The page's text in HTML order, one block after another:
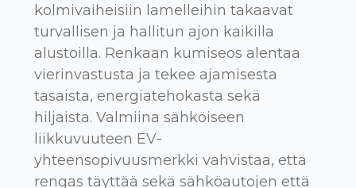
kolmivaiheisiin lamelleihin takaavat
turvallisen ja hallitun ajon kaikilla
alustoilla. Renkaan kumiseos alentaa
vierinvastusta ja tekee ajamisesta
tasaista, energiatehokasta sekä
hiljaista. Valmiina sähköiseen
liikkuvuuteen EV-
yhteensopivuusmerkki vahvistaa, että
rengas täyttää sekä sähköautojen että